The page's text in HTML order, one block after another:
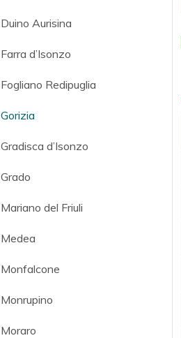
Duino Aurisina
Farra d’Isonzo
Fogliano Redipuglia
Gorizia
Gradisca d’Isonzo
Grado
Mariano del Friuli
Medea
Monfalcone
Monrupino
Moraro